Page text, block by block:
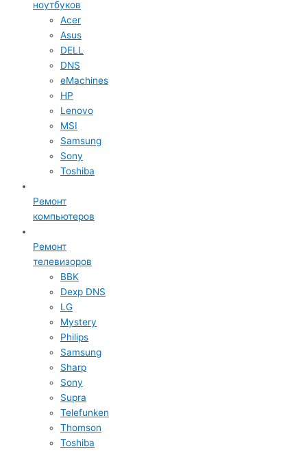
ноутбуков
Acer
Asus
DELL
DNS
eMachines
HP
Lenovo
MSI
Samsung
Sony
Toshiba
Ремонт
компьютеров
Ремонт
телевизоров
BBK
Dexp DNS
LG
Mystery
Philips
Samsung
Sharp
Sony
Supra
Telefunken
Thomson
Toshiba